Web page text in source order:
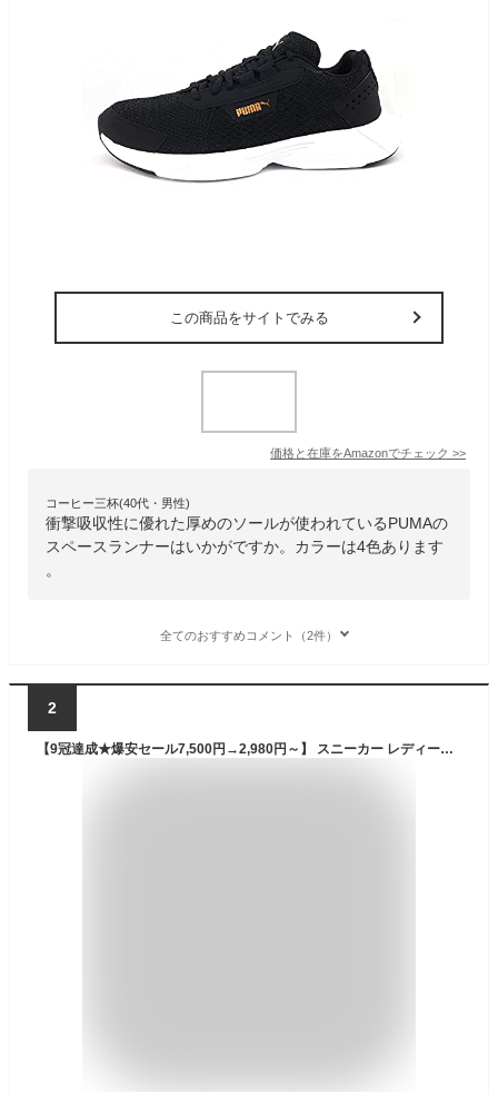
この商品をサイトでみる
価格と在庫をAmazonでチェック >>
コーヒー三杯(40代・男性)
衝撃吸収性に優れた厚めのソールが使われているPUMAの
スペースランナーはいかがですか。カラーは4色あります
。
全てのおすすめコメント（2件）
2
【9冠達成★爆安セール7,500円→2,980円～】 スニーカー レディース メンズ 男女兼用 通学 中学生 ランニングシューズ ウォーキングシューズ 白 黒 3e 幅広 アウトドア 軽量 厚底 滑り止 外反母趾 体育館シューズ ジム 散歩 通学 通勤 通気性 エアクッション 母の日